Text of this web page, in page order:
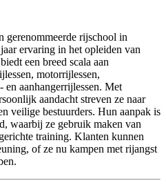
gerenommeerde rijschool in
ervaring in het opleiden van
een breed scala aan
motorrijlessen,
en aanhangerrijlessen. Met
aandacht streven ze naar
veilige bestuurders. Hun aanpak is
waarbij ze gebruik maken van
training. Klanten kunnen
of ze nu kampen met rijangst